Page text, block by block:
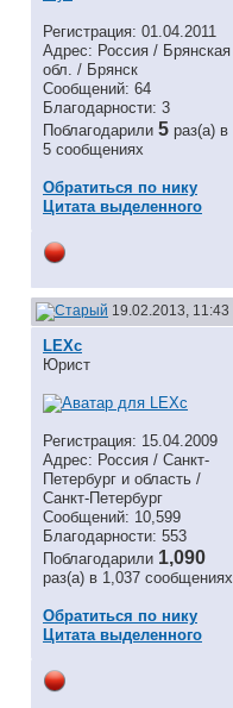
Регистрация: 01.04.2011
Адрес: Россия / Брянская
обл. / Брянск
Сообщений: 64
Благодарности: 3
Поблагодарили 5 раз(а) в
5 сообщениях
Обратиться по нику
Цитата выделенного
19.02.2013, 11:43
LEXc
Юрист
Регистрация: 15.04.2009
Адрес: Россия / Санкт-
Петербург и область /
Санкт-Петербург
Сообщений: 10,599
Благодарности: 553
Поблагодарили 1,090
раз(а) в 1,037 сообщениях
Обратиться по нику
Цитата выделенного